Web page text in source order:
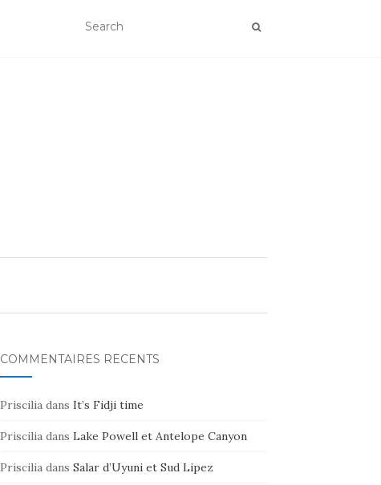
COMMENTAIRES RÉCENTS
Prisciliadans It’s Fidji time
Prisciliadans Lake Powell et Antelope Canyon
Prisciliadans Salar d’Uyuni et Sud Lipez